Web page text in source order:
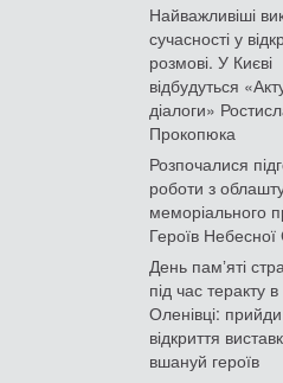
Найважливіші
сучасності у
розмові. У Києві
відбудуться
діалоги»
Прокопюка
Розпочалися
роботи з
меморіального
Героїв Небесної
День памʼяті
під час теракту в
Оленівці:
відкриття
вшануй героїв